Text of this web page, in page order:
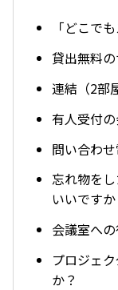
「どこで
貸出無料
連結（2部
有人受付
問い合わ
忘れ物を
いいですか
会議室へ
プロジェ
か？